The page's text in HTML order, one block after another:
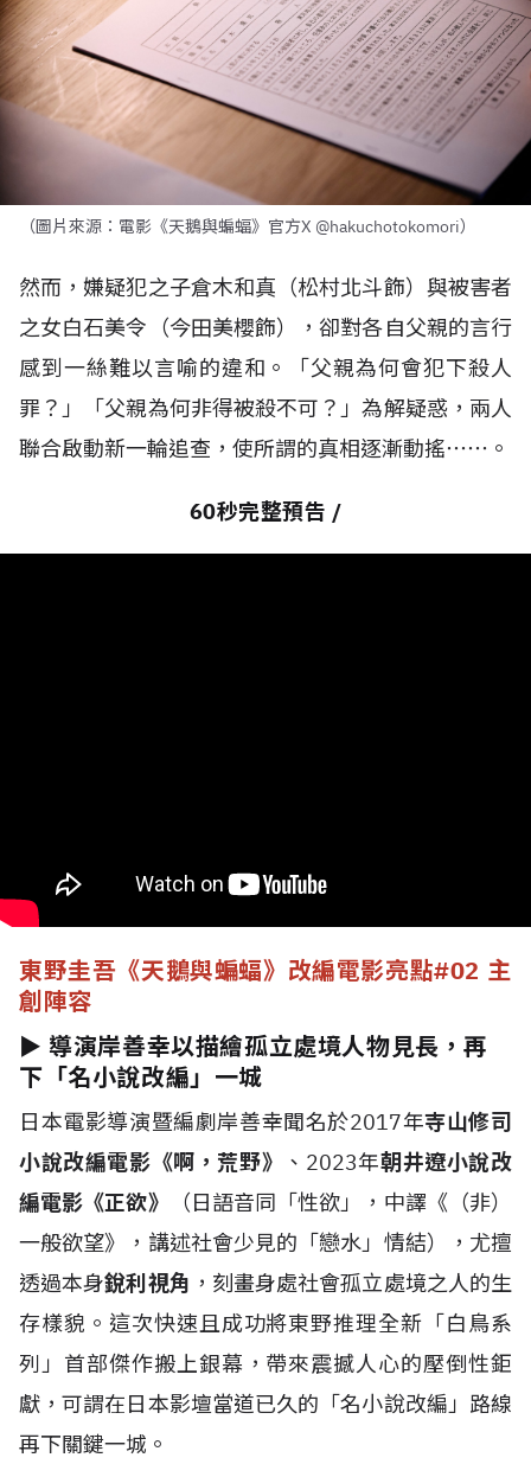
（圖片來源：電影《天鵝與蝙蝠》官方X @hakuchotokomori）
然而，嫌疑犯之子倉木和真（松村北斗飾）與被害者
之女白石美令（今田美櫻飾），卻對各自父親的言行
感到一絲難以言喻的違和。「父親為何會犯下殺人
罪？」「父親為何非得被殺不可？」為解疑惑，兩人
聯合啟動新一輪追查，使所謂的真相逐漸動搖⋯⋯。
60秒完整預告 /
東野圭吾《天鵝與蝙蝠》改編電影亮點#02 主
創陣容
► 導演岸善幸以描繪孤立處境人物見長，再
下「名小說改編」一城
日本電影導演暨編劇岸善幸聞名於2017年寺山修司
小說改編電影《啊，荒野》
、2023年朝井遼小說改
編電影《正欲》
（日語音同「性欲」，中譯《（非）
一般欲望》，講述社會少見的「戀水」情結），尤擅
透過本身銳利視角 ，刻畫身處社會孤立處境之人的生
存樣貌。這次快速且成功將東野推理全新「白鳥系
列」首部傑作搬上銀幕，帶來震撼人心的壓倒性鉅
獻，可謂在日本影壇當道已久的「名小說改編」路線
再下關鍵一城。